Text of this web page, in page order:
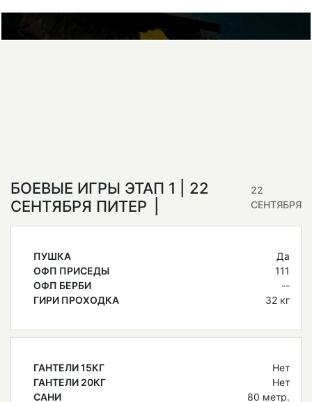
БОЕВЫЕ ИГРЫ ЭТАП 1 | 22
СЕНТЯБРЯ ПИТЕР
22
СЕНТЯБРЯ
ПУШКА
Да
ОФП ПРИСЕДЫ
111
ОФП БЕРБИ
--
ГИРИ ПРОХОДКА
32 кг
ГАНТЕЛИ 15КГ
Нет
ГАНТЕЛИ 20КГ
Нет
САНИ
80 метр.